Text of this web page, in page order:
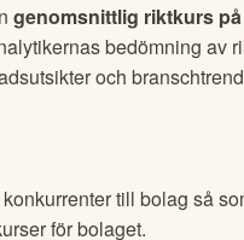
genomsnittlig riktkurs
bedömning av
och
till bolag så
för bolaget.